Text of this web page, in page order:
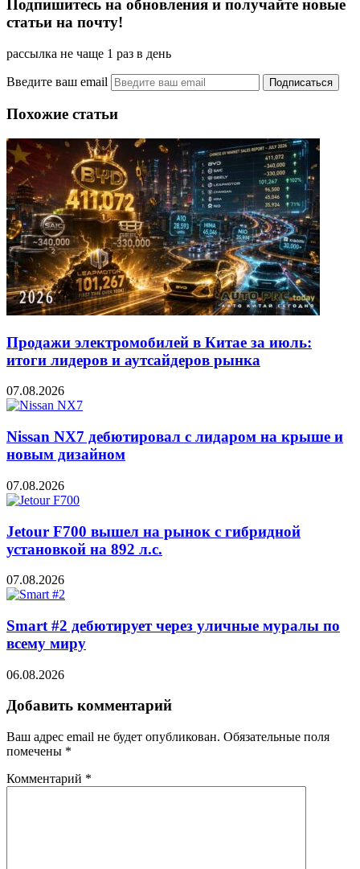
Подпишитесь на обновления и получайте новые
статьи на почту!
рассылка не чаще 1 раз в день
Введите ваш email
Похожие статьи
Продажи электромобилей в Китае за июль:
итоги лидеров и аутсайдеров рынка
07.08.2026
Nissan NX7 дебютировал с лидаром на крыше и
новым дизайном
07.08.2026
Jetour F700 вышел на рынок с гибридной
установкой на 892 л.с.
07.08.2026
Smart #2 дебютирует через уличные муралы по
всему миру
06.08.2026
Добавить комментарий
Ваш адрес email не будет опубликован. Обязательные поля
помечены *
Комментарий *